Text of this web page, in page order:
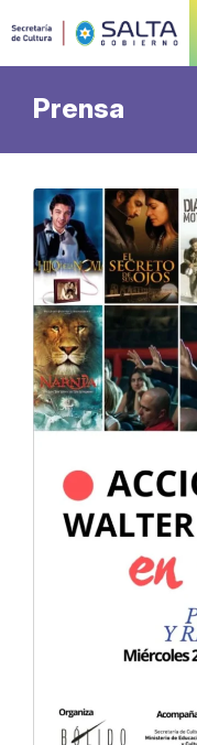
Prensa